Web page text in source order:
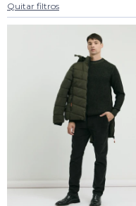
Quitar filtros